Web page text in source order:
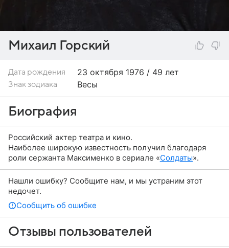
Михаил Горский
Дата рождения 23 октября 1976 / 49 лет
Знак зодиака Весы
Биография
Российский актер театра и кино.
Наиболее широкую известность получил благодаря
роли сержанта Максименко в сериале «Солдаты».
Нашли ошибку? Сообщите нам, и мы устраним этот
недочет.
Сообщить об ошибке
Отзывы пользователей